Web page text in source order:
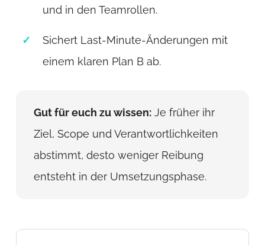
und in den Teamrollen.
Sichert Last-Minute-Änderungen mit
einem klaren Plan B ab.
Gut für euch zu wissen:Je früher ihr
Ziel, Scope und Verantwortlichkeiten
abstimmt, desto weniger Reibung
entsteht in der Umsetzungsphase.